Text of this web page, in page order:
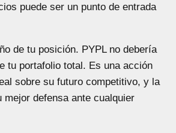
puede ser un punto de entrada
de tu posición. PYPL no debería
tu portafolio total. Es una acción
sobre su futuro competitivo, y la
defensa ante cualquier